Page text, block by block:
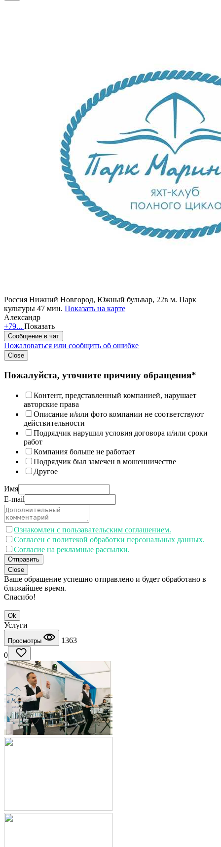
Россия Нижний Новгород, Южный бульвар, 22в м. Парк
культуры 47 мин. Показать на карте
Александр
+79... Показать
Сообщение в чат
Пожаловаться или сообщить об ошибке
Close
Пожалуйста, уточните причину обращения*
Контент, представленный компанией, нарушает
авторские права
Описание и/или фото компании не соответствуют
действительности
Подрядчик нарушил условия договора и/или сроки
работ
Компания больше не работает
Подрядчик был замечен в мошенничестве
Другое
Имя
E-mail
Ознакомлен с пользавательским соглашением.
Согласен с политекой обработки персональных данных.
Согласие на рекламные рассылки.
Отправить
Close
Ваше обращение успешно отправлено и будет обработано в
ближайшее время.
Спасибо!
Ok
Услуги
Просмотры
1363
0